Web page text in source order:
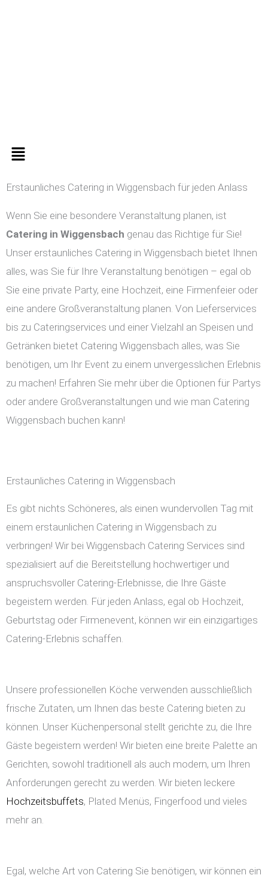
Menü
Erstaunliches Catering in Wiggensbach für jeden Anlass
Wenn Sie eine besondere Veranstaltung planen, ist
Catering in Wiggensbach genau das Richtige für Sie!
Unser erstaunliches Catering in Wiggensbach bietet Ihnen
alles, was Sie für Ihre Veranstaltung benötigen – egal ob
Sie eine private Party, eine Hochzeit, eine Firmenfeier oder
eine andere Großveranstaltung planen. Von Lieferservices
bis zu Cateringservices und einer Vielzahl an Speisen und
Getränken bietet Catering Wiggensbach alles, was Sie
benötigen, um Ihr Event zu einem unvergesslichen Erlebnis
zu machen! Erfahren Sie mehr über die Optionen für Partys
oder andere Großveranstaltungen und wie man Catering
Wiggensbach buchen kann!
Erstaunliches Catering in Wiggensbach
Es gibt nichts Schöneres, als einen wundervollen Tag mit
einem erstaunlichen Catering in Wiggensbach zu
verbringen! Wir bei Wiggensbach Catering Services sind
spezialisiert auf die Bereitstellung hochwertiger und
anspruchsvoller Catering-Erlebnisse, die Ihre Gäste
begeistern werden. Für jeden Anlass, egal ob Hochzeit,
Geburtstag oder Firmenevent, können wir ein einzigartiges
Catering-Erlebnis schaffen.
Unsere professionellen Köche verwenden ausschließlich
frische Zutaten, um Ihnen das beste Catering bieten zu
können. Unser Küchenpersonal stellt gerichte zu, die Ihre
Gäste begeistern werden! Wir bieten eine breite Palette an
Gerichten, sowohl traditionell als auch modern, um Ihren
Anforderungen gerecht zu werden. Wir bieten leckere
Hochzeitsbuffets, Plated Menüs, Fingerfood und vieles
mehr an.
Egal, welche Art von Catering Sie benötigen, wir können ein